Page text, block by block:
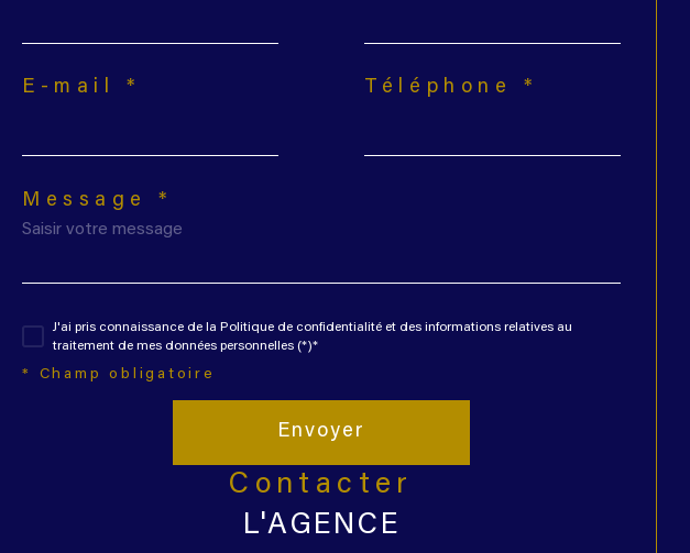
E-mail * Téléphone *
Message *
J'ai pris connaissance de la Politique de confidentialité et des informations relatives au
traitement de mes données personnelles (*)*
* Champ obligatoire
Envoyer
contacter
L'AGENCE